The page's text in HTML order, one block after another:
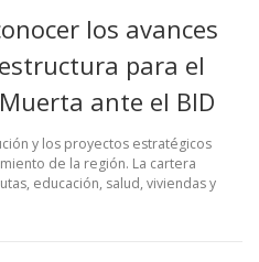
los avances
para el
ante el BID
y los proyectos estratégicos
de la región. La cartera
educación, salud, viviendas y